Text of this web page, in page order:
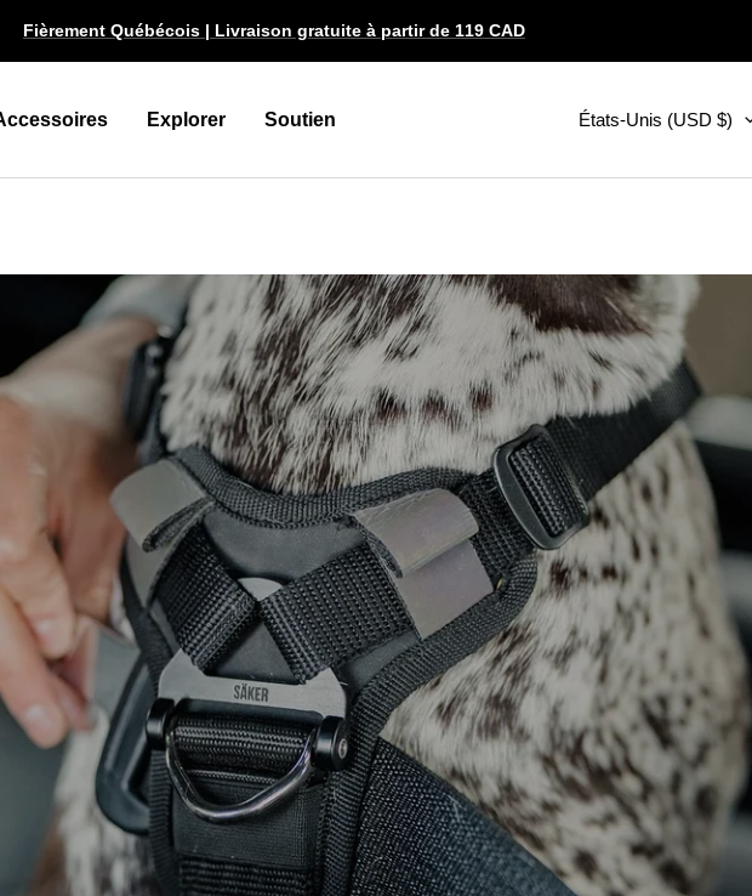
Fièrement Québécois | Livraison gratuite à partir de 119 CAD
Explorer Soutien Pays/région
États-Unis (USD $)